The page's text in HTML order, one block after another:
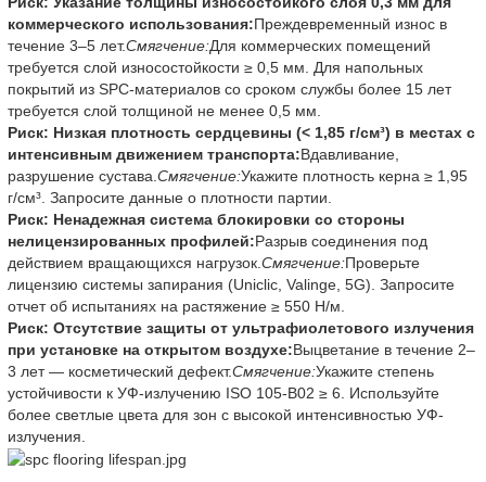
коммерческого использования:Преждевременный износ в
течение 3–5 лет.Смягчение:Для коммерческих помещений
требуется слой износостойкости ≥ 0,5 мм. Для напольных
покрытий из SPC-материалов со сроком службы более 15 лет
требуется слой толщиной не менее 0,5 мм.
Риск: Низкая плотность сердцевины (< 1,85 г/см³) в местах с
интенсивным движением транспорта:Вдавливание,
разрушение сустава. Смягчение:Укажите плотность керна ≥ 1,95
г/см³. Запросите данные о плотности партии.
Риск: Ненадежная система блокировки со стороны
нелицензированных профилей:Разрыв соединения под
действием вращающихся нагрузок. Смягчение:Проверьте
лицензию системы запирания (Uniclic, Valinge, 5G). Запросите
отчет об испытаниях на растяжение ≥ 550 Н/м.
Риск: Отсутствие защиты от ультрафиолетового излучения
при установке на открытом воздухе:Выцветание в течение 2–
3 лет — косметический дефект.Смягчение:Укажите степень
устойчивости к УФ-излучению ISO 105-B02 ≥ 6. Используйте
более светлые цвета для зон с высокой интенсивностью УФ-
излучения.